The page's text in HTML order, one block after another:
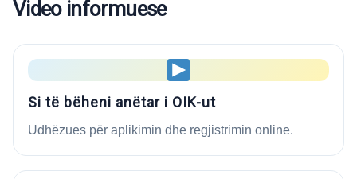
Video informuese
Si të bëheni anëtar i OIK-ut
Udhëzues për aplikimin dhe regjistrimin online.